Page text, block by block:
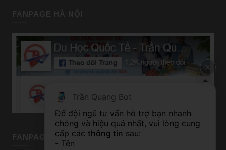
FANPAGE HÀ NỘI
FANPAGE TP HỒ CHÍ MINH
Trần Quang Bot
Để đội ngũ tư vấn hỗ trợ bạn nhanh
chóng và hiệu quả nhất, vui lòng cung
cấp các thông tin sau:
- Tên